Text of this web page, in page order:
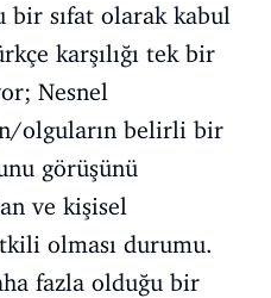
bir sıfat olarak kabul
karşılığı tek bir
Nesnel
olguların belirli bir
görüşünü
ve kişisel
olması durumu.
fazla olduğu bir